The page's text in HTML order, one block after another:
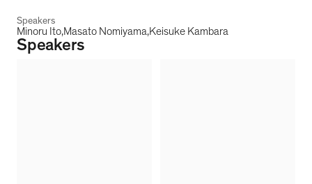
Speakers
Minoru Ito Masato Nomiyama Keisuke Kambara
Speakers